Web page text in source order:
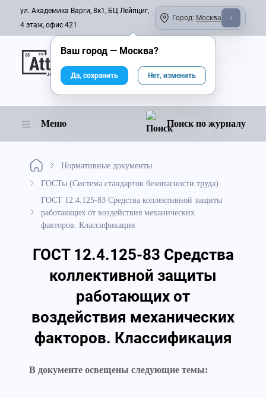
ул. Академика Варги, 8к1, БЦ Лейпциг,
4 этаж, офис 421
Город: Москва
Онлайн-журнал
Меню Поиск по журналу
Нормативные документы
ГОСТы (Система стандартов безопасности труда)
ГОСТ 12.4.125-83 Средства коллективной защиты
работающих от воздействия механических
факторов. Классификация
ГОСТ 12.4.125-83 Средства
коллективной защиты
работающих от
воздействия механических
факторов. Классификация
В документе освещены следующие темы:
Ваш город — Москва?
Да, сохранить Нет, изменить